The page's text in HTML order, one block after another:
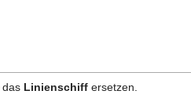
das Linienschiff ersetzen.